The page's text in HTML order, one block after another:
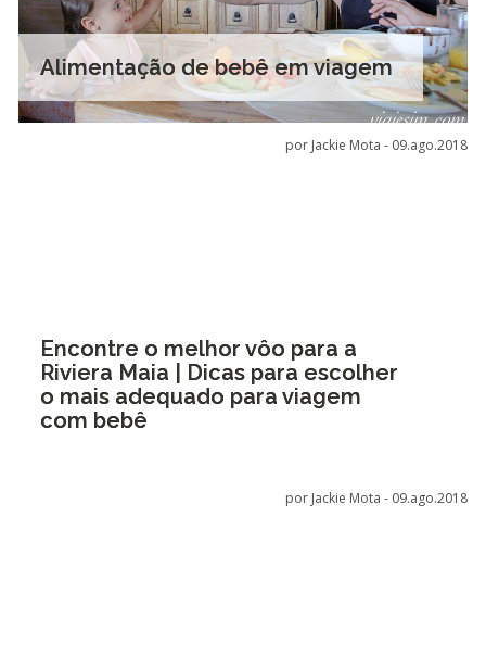
Alimentação de bebê em viagem
por Jackie Mota - 09.ago.2018
Encontre o melhor vôo para a
Riviera Maia | Dicas para escolher
o mais adequado para viagem
com bebê
por Jackie Mota - 09.ago.2018